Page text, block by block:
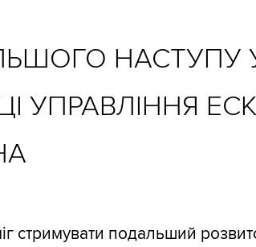
НАСТУПУ
УПРАВЛІННЯ
стримувати подальший